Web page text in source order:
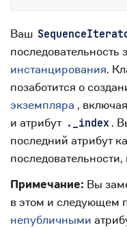
Ваш
инстанцирования.
позаботится о
экземпляра ,
и атрибут ._index .
последний атрибут
Примечание: Вы
в этом и следующем
непубличными